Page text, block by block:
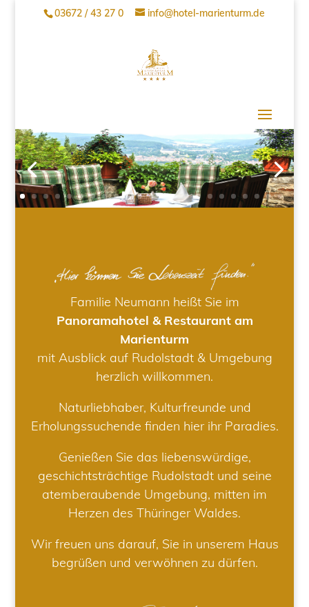
03672 / 43 27 0 info@hotel-marienturm.de
Familie Neumann heißt Sie im
Panoramahotel & Restaurant am
Marienturm
mit Ausblick auf Rudolstadt & Umgebung
herzlich willkommen.
Naturliebhaber, Kulturfreunde und
Erholungssuchende finden hier ihr Paradies.
Genießen Sie das liebenswürdige,
geschichtsträchtige Rudolstadt und seine
atemberaubende Umgebung, mitten im
Herzen des Thüringer Waldes.
Wir freuen uns darauf, Sie in unserem Haus
begrüßen und verwöhnen zu dürfen.